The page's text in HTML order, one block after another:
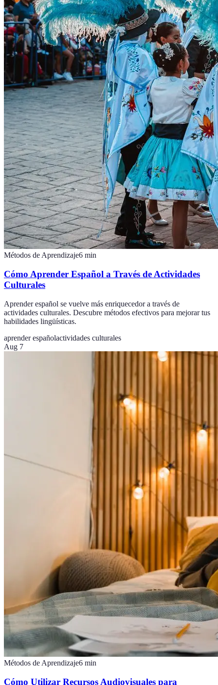
Métodos de Aprendizaje6 min
Cómo Aprender Español a Través de Actividades
Culturales
Aprender español se vuelve más enriquecedor a través de
actividades culturales. Descubre métodos efectivos para mejorar tus
habilidades lingüísticas.
aprender españolactividades culturales
Aug 7
Métodos de Aprendizaje6 min
Cómo Utilizar Recursos Audiovisuales para